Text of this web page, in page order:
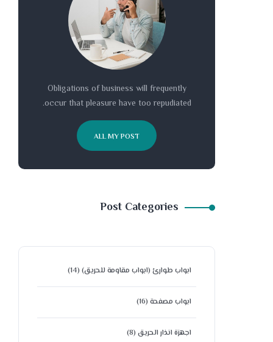
Obligations of business will frequently
occur that pleasure have too repudiated.
ALL MY POST
Post Categories
ابواب طوارئ (ابواب مقاومة للحريق) (14)
ابواب مصفحة (16)
اجهزة انذار الحريق (8)